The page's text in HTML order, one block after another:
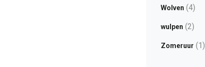
Wolven (4)
wulpen (2)
Zomeruur (1)